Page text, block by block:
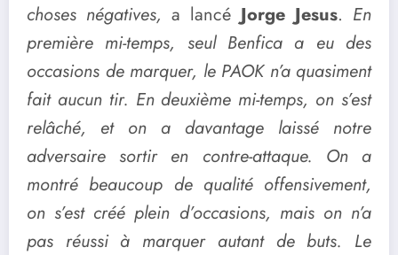
choses négatives, a lancéJorge Jesus. En
première mi-temps, seul Benfica a eu des
occasions de marquer, le PAOK n’a quasiment
fait aucun tir. En deuxième mi-temps, on s’est
relâché, et on a davantage laissé notre
adversaire sortir en contre-attaque. On a
montré beaucoup de qualité offensivement,
on s’est créé plein d’occasions, mais on n’a
pas réussi à marquer autant de buts. Le